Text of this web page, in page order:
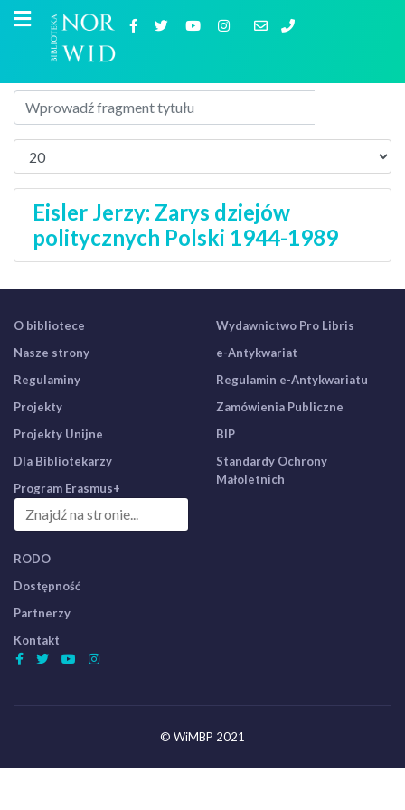
Eisler Jerzy: Zarys dziejów
politycznych Polski 1944-1989
O bibliotece
Nasze strony
Regulaminy
Projekty
Projekty Unijne
Dla Bibliotekarzy
Program Erasmus+
Wydawnictwo Pro Libris
e-Antykwariat
Regulamin e-Antykwariatu
Zamówienia Publiczne
BIP
Standardy Ochrony
Małoletnich
RODO
Dostępność
Partnerzy
Kontakt
© WiMBP 2021